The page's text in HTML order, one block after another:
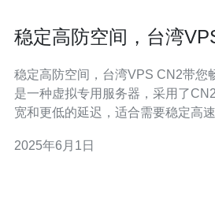
稳定高防空间，台湾
稳定高防空间，台湾VPS CN2带您畅游互联
是一种虚拟专用服务器，采用了
宽和更低的延迟，适合需要稳定高速
序的安全和稳定性。同时，台湾地
2025年6月1日